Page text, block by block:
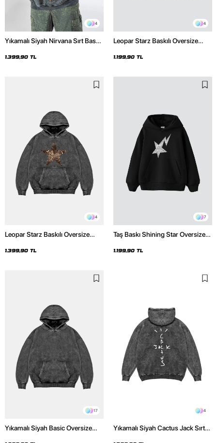
4
Yıkamalı Siyah Nirvana Sırt Baskılı
1.399,90 TL
4
Leopar Starz Baskılı Oversize
1.199,90 TL
4
Leopar Starz Baskılı Oversize
Hoodie
1.399,90 TL
7
Taş Baskı Shining Star Oversize
1.199,90 TL
17
Yıkamalı Siyah Basic Oversize
4
Yıkamalı Siyah Cactus Jack Sırt